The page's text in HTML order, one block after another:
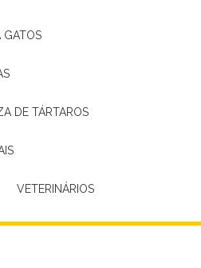
GATOS
DE TÁRTAROS
VETERINÁRIOS